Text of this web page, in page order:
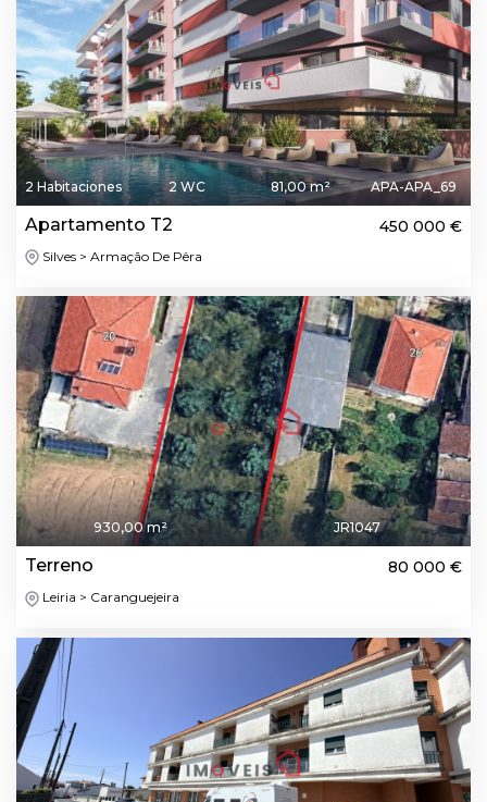
2 Habitaciones 2 WC 81,00 m² APA-APA_69
Apartamento T2 450 000 €
Silves > Armação De Pêra
930,00 m² JR1047
Terreno 80 000 €
Leiria > Caranguejeira